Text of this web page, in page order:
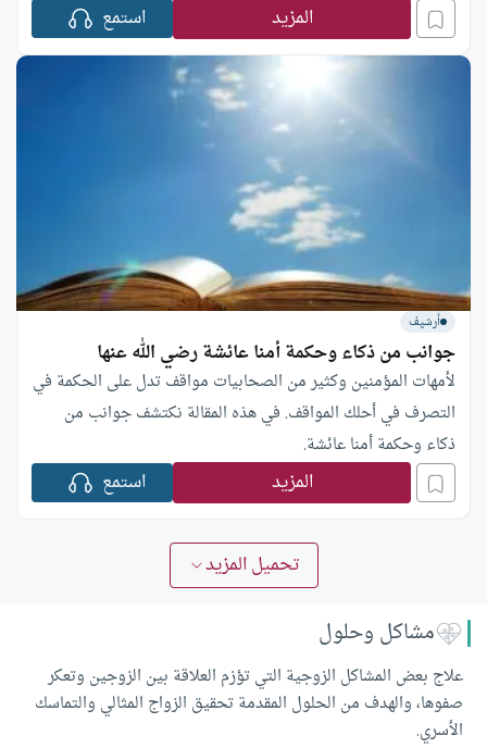
المزيد استمع
أرشيف
جوانب من ذكاء وحكمة أمنا عائشة رضي الله عنها
لأمهات المؤمنين وكثير من الصحابيات مواقف تدل على الحكمة في
التصرف في أحلك المواقف. في هذه المقالة نكتشف جوانب من
ذكاء وحكمة أمنا عائشة.
المزيد استمع
تحميل المزيد
مشاكل وحلول
علاج بعض المشاكل الزوجية التي تؤزم العلاقة بين الزوجين وتعكر
صفوها، والهدف من الحلول المقدمة تحقيق الزواج المثالي والتماسك
الأسري.